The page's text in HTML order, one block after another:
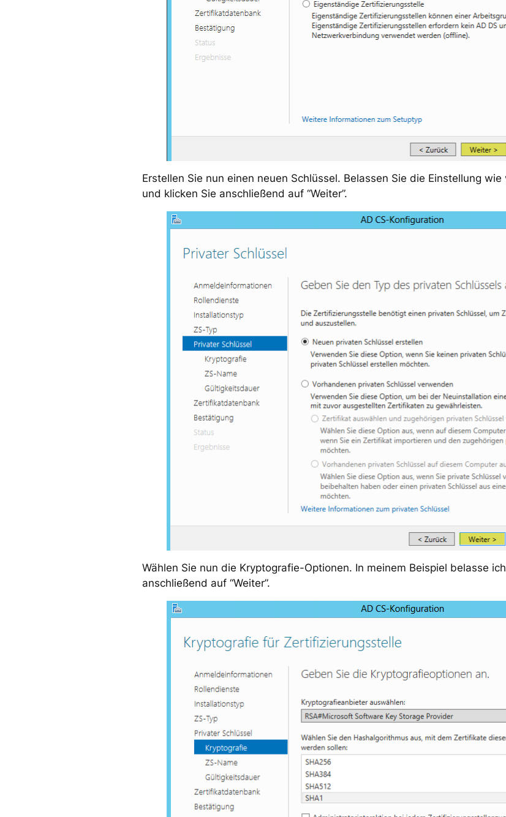
Erstellen Sie nun einen neuen Schlüssel. Belassen Sie die Einstellung
und klicken Sie anschließend auf “Weiter”.
Wählen Sie nun die Kryptografie-Optionen. In meinem Beispiel belasse
anschließend auf “Weiter”.